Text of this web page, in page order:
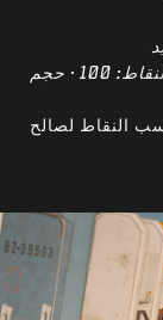
وقت المباراة: 10 دقائق · حد النقاط: 100 · حجم
النقاط لصالح